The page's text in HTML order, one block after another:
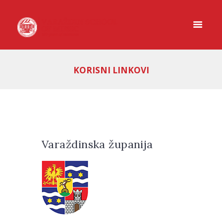
KORISNI LINKOVI
Varaždinska županija